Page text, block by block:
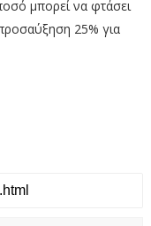
μπορεί να φτάσει
25% για